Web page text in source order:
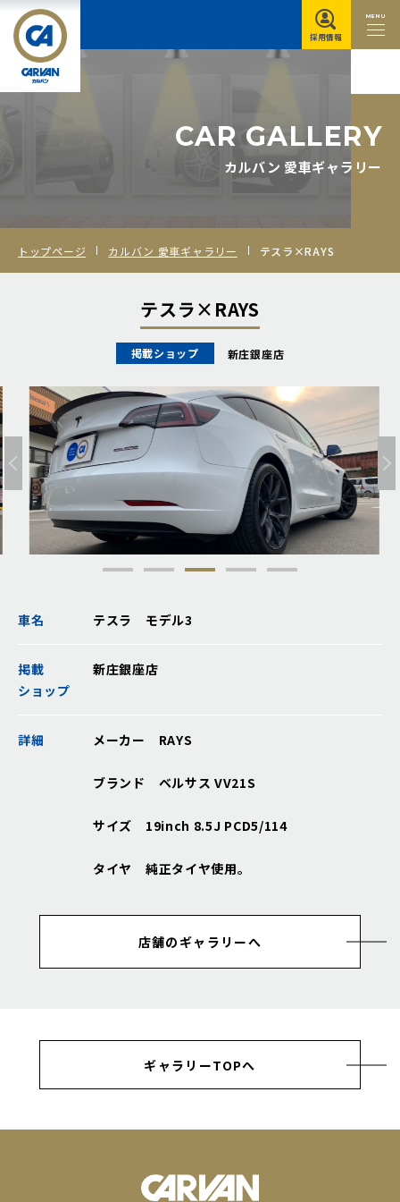
MENU
採用情報
CAR GALLERY
カルバン 愛車ギャラリー
トップページ カルバン 愛車ギャラリー テスラ×RAYS
テスラ×RAYS
掲載ショップ 新庄銀座店
車名 テスラ モデル3
掲載
ショップ
新庄銀座店
詳細 メーカー RAYS
ブランド ベルサス VV21S
サイズ 19inch 8.5J PCD5/114
タイヤ 純正タイヤ使用｡
店舗のギャラリーへ
ギャラリーTOPへ